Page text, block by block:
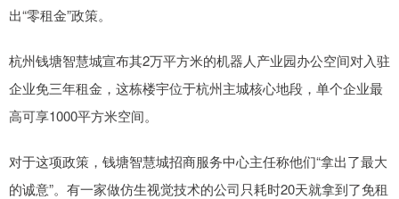
出“零租金”政策。
杭州钱塘智慧城宣布其2万平方米的机器人产业园办公空间对入驻
企业免三年租金，这栋楼宇位于杭州主城核心地段，单个企业最
高可享1000平方米空间。
对于这项政策，钱塘智慧城招商服务中心主任称他们“拿出了最大
的诚意”。有一家做仿生视觉技术的公司只耗时20天就拿到了免租